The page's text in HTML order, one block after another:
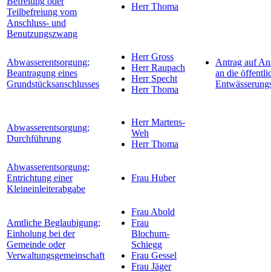
Teilbefreiung vom
Anschluss- und
Benutzungszwang
Herr Thoma
Abwasserentsorgung;
Beantragung eines
Grundstücksanschlusses
Herr Gross
Herr Raupach
Herr Specht
Herr Thoma
Antrag auf
an die
Abwasserentsorgung;
Durchführung
Herr Martens-
Weh
Herr Thoma
Abwasserentsorgung;
Entrichtung einer
Kleineinleiterabgabe
Frau Huber
Amtliche Beglaubigung;
Einholung bei der
Gemeinde oder
Verwaltungsgemeinschaft
Frau Abold
Frau
Blochum-
Schiegg
Frau Gessel
Frau Jäger